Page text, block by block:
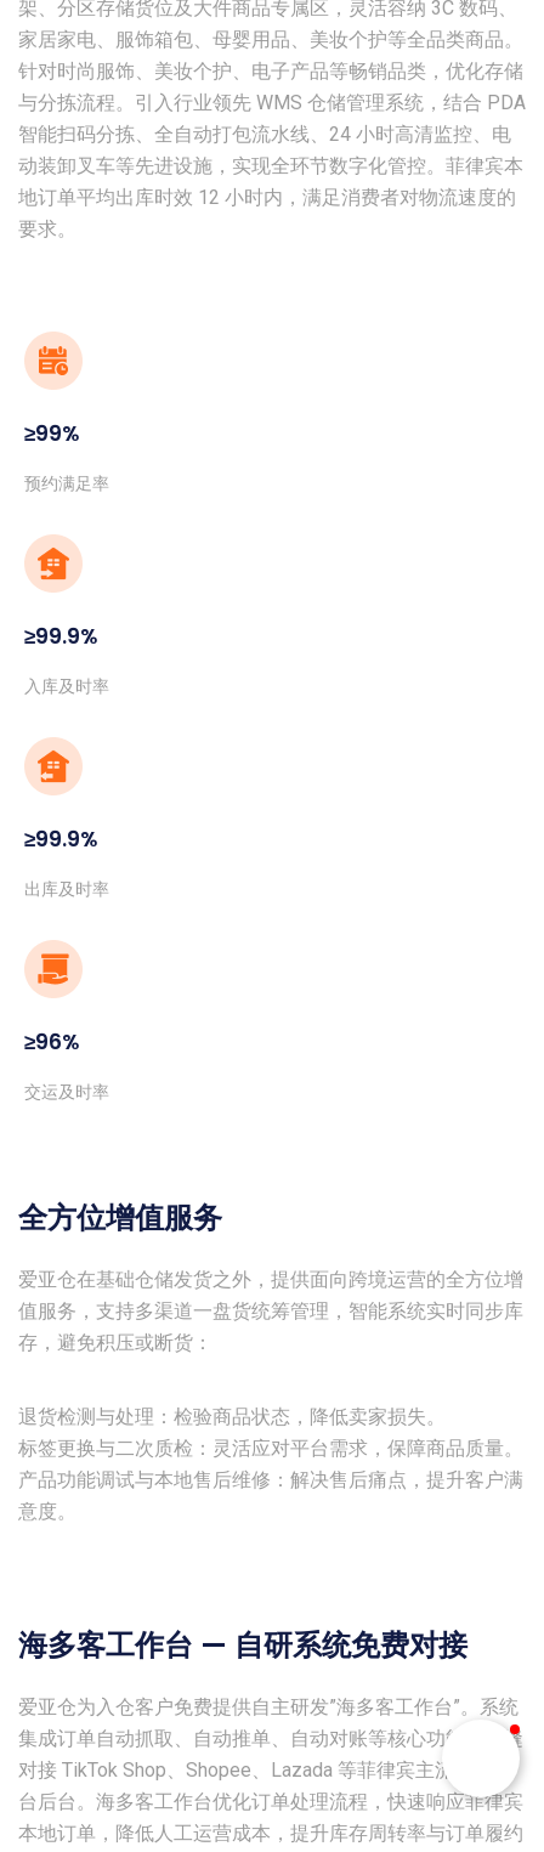
架、分区存储货位及大件商品专属区，灵活容纳 3C 数码、
家居家电、服饰箱包、母婴用品、美妆个护等全品类商品。
针对时尚服饰、美妆个护、电子产品等畅销品类，优化存储
与分拣流程。引入行业领先 WMS 仓储管理系统，结合 PDA
智能扫码分拣、全自动打包流水线、24 小时高清监控、电
动装卸叉车等先进设施，实现全环节数字化管控。菲律宾本
地订单平均出库时效 12 小时内，满足消费者对物流速度的
要求。
≥99%
预约满足率
≥99.9%
入库及时率
≥99.9%
出库及时率
≥96%
交运及时率
全方位增值服务
爱亚仓在基础仓储发货之外，提供面向跨境运营的全方位增
值服务，支持多渠道一盘货统筹管理，智能系统实时同步库
存，避免积压或断货：
退货检测与处理：检验商品状态，降低卖家损失。
标签更换与二次质检：灵活应对平台需求，保障商品质量。
产品功能调试与本地售后维修：解决售后痛点，提升客户满
意度。
海多客工作台 — 自研系统免费对接
爱亚仓为入仓客户免费提供自主研发”海多客工作台”。系统
集成订单自动抓取、自动推单、自动对账等核心功能，无缝
对接 TikTok Shop、Shopee、Lazada 等菲律宾主流电商平
台后台。海多客工作台优化订单处理流程，快速响应菲律宾
本地订单，降低人工运营成本，提升库存周转率与订单履约